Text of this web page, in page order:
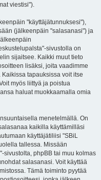
viestisi").
"käyttäjätunnuksesi"),
(jälkeenpäin "salasanasi") ja
sivustolla on
sijaitsee. Kaikki muut tieto
lisäksi, joita vaadimme
tapauksissa voit itse
myös liittyä ja poistua
haluat muokkaamalla omia
menetelmällä. On
kaikilla käyttämilläsi
käyttäjätiliisi "SBiL
tallessa. Missään
sivustolta, phpBB tai muu kolmas
salasanasi. Voit käyttää
Tämä toiminto pyytää